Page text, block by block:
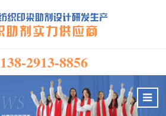
138-2913-8856